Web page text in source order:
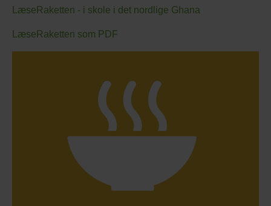
LæseRaketten - i skole i det nordlige Ghana
LæseRaketten som PDF